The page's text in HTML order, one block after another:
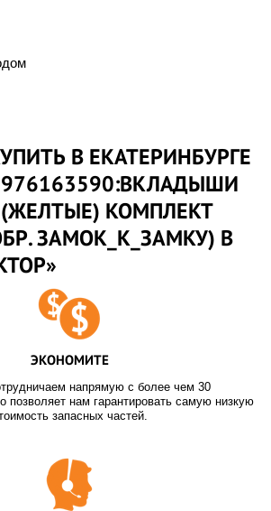
В ЕКАТЕРИНБУРГЕ
КОМПЛЕКТ
ЗАМОК_К_ЗАМКУ) В
ЭКОНОМИТЕ
напрямую с более чем 30
позволяет нам гарантировать самую низкую
запасных частей.